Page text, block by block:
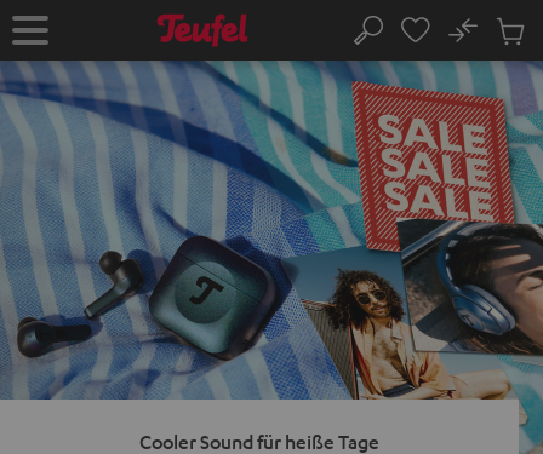
Startseite Suche
No
im
Cooler Sound für heiße Tage